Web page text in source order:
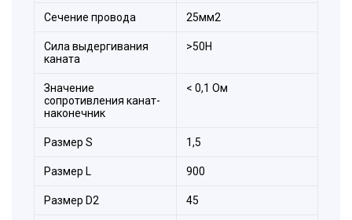
Сечение провода 25мм2
Сила выдергивания
каната
>50Н
Значение
сопротивления канат-
наконечник
< 0,1 Ом
Размер S 1,5
Размер L 900
Размер D2 45